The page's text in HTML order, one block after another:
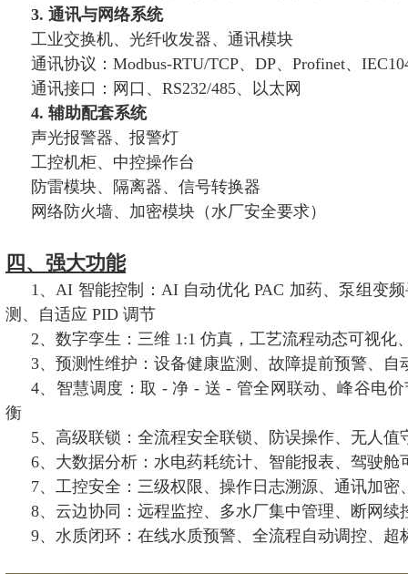
3. 通讯与网络系统
工业交换机、光纤收发器、通讯模块
通讯协议：Modbus-RTU/TCP、DP、Profinet、
通讯接口：网口、RS232/485、以太网
4. 辅助配套系统
声光报警器、报警灯
工控机柜、中控操作台
防雷模块、隔离器、信号转换器
网络防火墙、加密模块（水厂安全要求）
四、强大功能
1、AI 智能控制：AI 自动优化 PAC 加药、泵组变
测、自适应 PID 调节
2、数字孪生：三维 1:1 仿真，工艺流程动态可视化
3、预测性维护：设备健康监测、故障提前预警、自
4、智慧调度：取 - 净 - 送 - 管全网联动、峰谷电
衡
5、高级联锁：全流程安全联锁、防误操作、无人值
6、大数据分析：水电药耗统计、智能报表、驾驶舱
7、工控安全：三级权限、操作日志溯源、通讯加密
8、云边协同：远程监控、多水厂集中管理、断网续
9、水质闭环：在线水质预警、全流程自动调控、超